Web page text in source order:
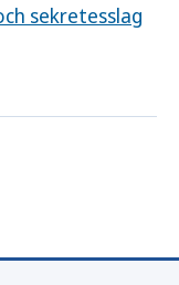
sekretesslag